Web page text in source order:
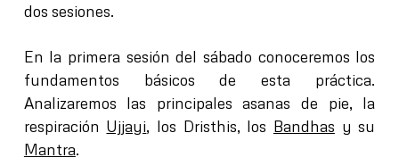
dos sesiones.
En la primera sesión del sábado conoceremos los
fundamentos básicos de esta práctica.
Analizaremos las principales asanas de pie, la
respiración Ujjayi, los Dristhis, los Bandhas y su
Mantra.